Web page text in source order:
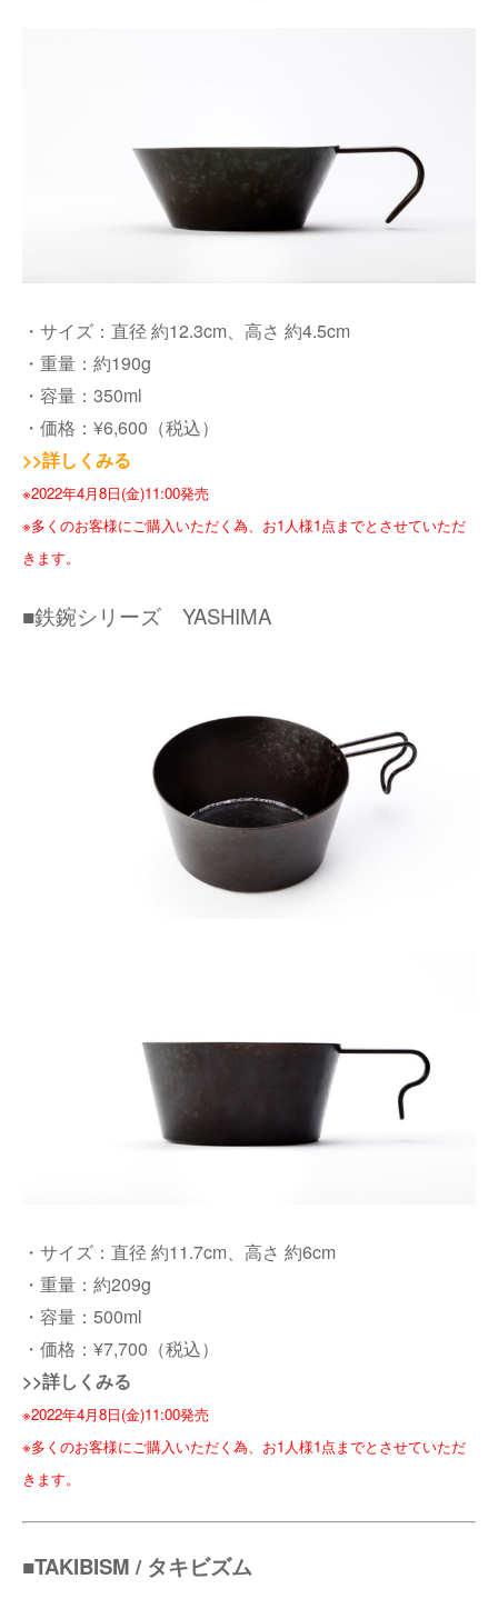
・サイズ：直径 約12.3cm、高さ 約4.5cm
・重量：約190g
・容量：350ml
・価格：¥6,600（税込）
>>詳しくみる
※2022年4月8日(金)11:00発売
※多くのお客様にご購入いただく為、お1人様1点までとさせていただ
きます。
■鉄鋺シリーズ YASHIMA
・サイズ：直径 約11.7cm、高さ 約6cm
・重量：約209g
・容量：500ml
・価格：¥7,700（税込）
>>詳しくみる
※2022年4月8日(金)11:00発売
※多くのお客様にご購入いただく為、お1人様1点までとさせていただ
きます。
■TAKIBISM / タキビズム